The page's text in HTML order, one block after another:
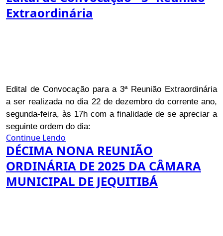
Extraordinária
Edital de Convocação para a 3ª Reunião Extraordinária
a ser realizada no dia 22 de dezembro do corrente ano,
segunda-feira, às 17h com a finalidade de se apreciar a
seguinte ordem do dia:
Continue Lendo
DÉCIMA NONA REUNIÃO
ORDINÁRIA DE 2025 DA CÂMARA
MUNICIPAL DE JEQUITIBÁ